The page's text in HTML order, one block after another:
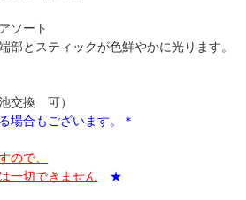
ソート
部とスティックが色鮮やかに光ります。
交換 可）
場合もございます。＊
ので、
一切できません
★